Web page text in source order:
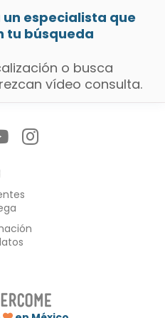
especialista que
tu búsqueda
o busca
vídeo consulta.